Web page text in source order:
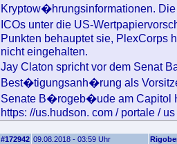
Kryptow�hrungsinformationen.
ICOs unter die US-
Punkten behauptet sie, PlexCorps
nicht eingehalten.
Jay Claton spricht vor dem Senat
Best�tigungsanh�rung als
Senate B�rogeb�ude am Capitol
https: //us.hudson. com / portale /
#172942 09.08.2018 - 03:59 Uhr